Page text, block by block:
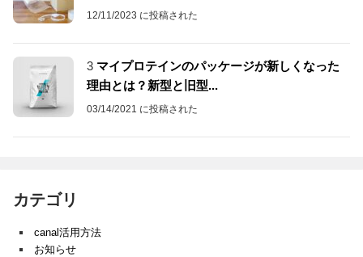
12/11/2023 に投稿された
3 マイプロテインのパッケージが新しくなった
理由とは？新型と旧型...
03/14/2021 に投稿された
カテゴリ
canal活用方法
お知らせ